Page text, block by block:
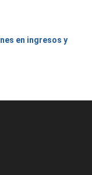
en ingresos y